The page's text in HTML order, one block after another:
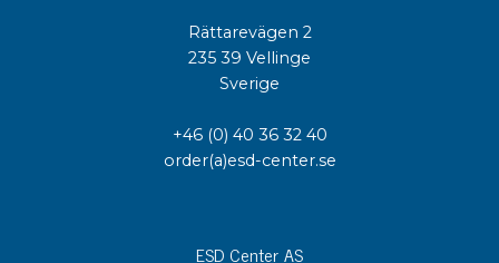
Rättarevägen 2
235 39 Vellinge
Sverige
+46 (0) 40 36 32 40
order(a)esd-center.se
ESD Center AS